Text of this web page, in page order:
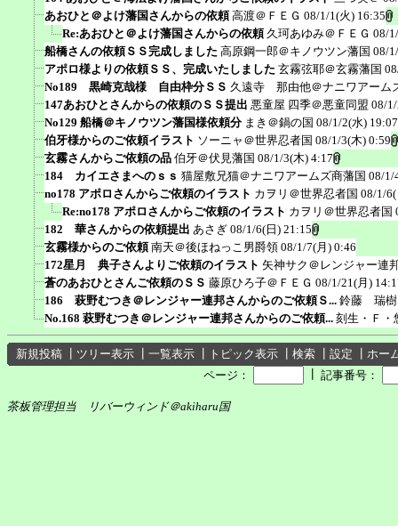
あおひと＠よけ藩国さんからの依頼 高渡＠ＦＥＧ 08/1/1(火) 16:35
Re:あおひと＠よけ藩国さんからの依頼 久珂あゆみ＠ＦＥＧ 08/
船橋さんの依頼ＳＳ完成しました 高原鋼一郎＠キノウツン藩国 08/
アポロ様よりの依頼ＳＳ、完成いたしました 玄霧弦耶＠玄霧藩国
No189 黒崎克哉様 自由枠分ＳＳ 久遠寺 那由他＠ナニワアーム
147あおひとさんからの依頼のＳＳ提出 悪童屋 四季＠悪童同盟 08/
No129 船橋＠キノウツン藩国様依頼分 まき＠鍋の国 08/1/2(水) 19:07
伯牙様からのご依頼イラスト ソーニャ＠世界忍者国 08/1/3(木) 0:59
玄霧さんからご依頼の品 伯牙＠伏見藩国 08/1/3(木) 4:17
184 カイエさまへのｓｓ 猫屋敷兄猫＠ナニワアームズ商藩国 08/1/
no178 アポロさんからご依頼のイラスト カヲリ＠世界忍者国 08/1/
Re:no178 アポロさんからご依頼のイラスト カヲリ＠世界忍者国
182 華さんからの依頼提出 あさぎ 08/1/6(日) 21:15
玄霧様からのご依頼 南天＠後ほねっこ男爵領 08/1/7(月) 0:46
172星月 典子さんよりご依頼のイラスト 矢神サク＠レンジャー連
蒼のあおひとさんご依頼のＳＳ 藤原ひろ子＠ＦＥＧ 08/1/21(月)
186 萩野むつき＠レンジャー連邦さんからのご依頼Ｓ... 鈴藤 瑞樹
No.168 萩野むつき＠レンジャー連邦さんからのご依頼... 刻生・Ｆ・
新規投稿 ツリー表示 一覧表示 トピック表示 検索 設定
ホー
ページ：
記事番号：
茶板管理担当 リバーウィンド＠akiharu国